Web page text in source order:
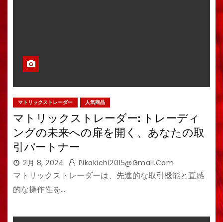
マトリックストレーダー 人気商品
マトリックストレーダー: トレーディ
ングの未来への扉を開く、あなたの取
引パートナー
2月 8, 2024 Pikakichi2015@gmail.com
マトリックストレーダーは、先進的な取引機能と直感
的な操作性を…